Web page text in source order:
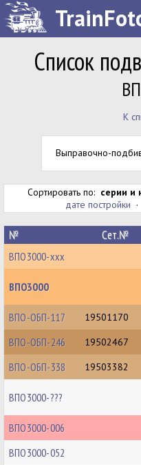
Список
К
Выправочно-
Сортировать по: серии и
дате постройки ·
№ Сет.№
ВПО3000-ххх
ВПО3000
ВПО-ОБП-117 19501170
ВПО-ОБП-246 19502467
ВПО-ОБП-338 19503382
ВПО3000-???
ВПО3000-006
ВПО3000-052